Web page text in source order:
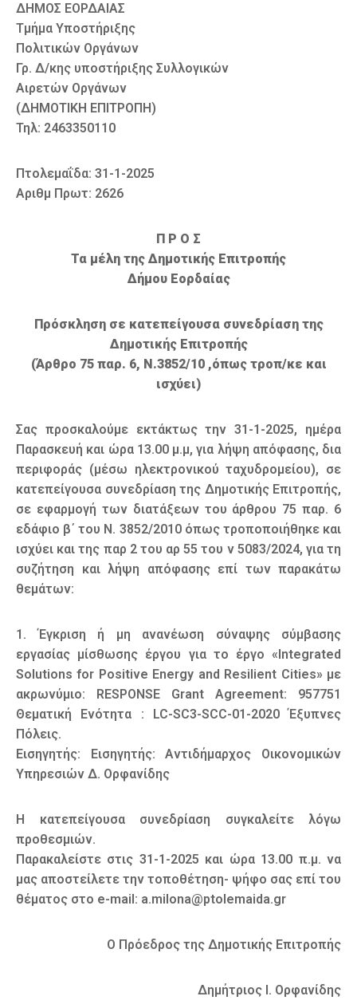
ΔΗΜΟΣ ΕΟΡΔΑΙΑΣ
Τμήμα Υποστήριξης
Πολιτικών Οργάνων
Γρ. Δ/κης υποστήριξης Συλλογικών
Αιρετών Οργάνων
(ΔΗΜΟΤΙΚΗ ΕΠΙΤΡΟΠΗ)
Τηλ: 2463350110
Πτολεμαΐδα: 31-1-2025
Αριθμ Πρωτ: 2626
Π Ρ Ο Σ
Τα μέλη της Δημοτικής Επιτροπής
Δήμου Εορδαίας
Πρόσκληση σε κατεπείγουσα συνεδρίαση της
Δημοτικής Επιτροπής
(Άρθρο 75 παρ. 6, Ν.3852/10 ,όπως τροπ/κε και
ισχύει)
Σας προσκαλούμε εκτάκτως την 31-1-2025, ημέρα
Παρασκευή και ώρα 13.00 μ.μ, για λήψη απόφασης, δια
περιφοράς (μέσω ηλεκτρονικού ταχυδρομείου), σε
κατεπείγουσα συνεδρίαση της Δημοτικής Επιτροπής,
σε εφαρμογή των διατάξεων του άρθρου 75 παρ. 6
εδάφιο β΄ του Ν. 3852/2010 όπως τροποποιήθηκε και
ισχύει και της παρ 2 του αρ 55 του ν 5083/2024, για τη
συζήτηση και λήψη απόφασης επί των παρακάτω
θεμάτων:
1. Έγκριση ή μη ανανέωση σύναψης σύμβασης
εργασίας μίσθωσης έργου για το έργο «Integrated
Solutions for Positive Energy and Resilient Cities» με
ακρωνύμιο: RESPONSE Grant Agreement: 957751
Θεματική Ενότητα : LC-SC3-SCC-01-2020 Έξυπνες
Πόλεις.
Εισηγητής: Εισηγητής: Αντιδήμαρχος Οικονομικών
Υπηρεσιών Δ. Ορφανίδης
Η κατεπείγουσα συνεδρίαση συγκαλείτε λόγω
προθεσμιών.
Παρακαλείστε στις 31-1-2025 και ώρα 13.00 π.μ. να
μας αποστείλετε την τοποθέτηση- ψήφο σας επί του
θέματος στο e-mail: a.milona@ptolemaida.gr
Ο Πρόεδρος της Δημοτικής Επιτροπής
Δημήτριος Ι. Ορφανίδης